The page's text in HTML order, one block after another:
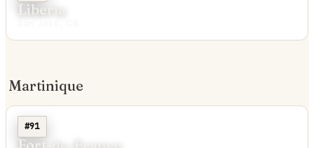
Liberia
Martinique
#91